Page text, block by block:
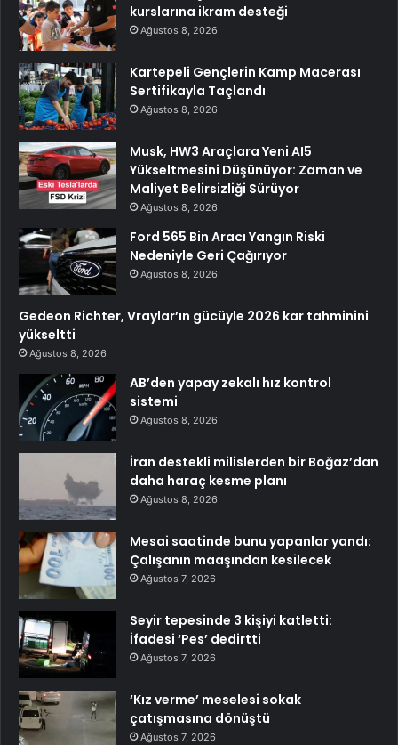
kurslarına ikram desteği
Ağustos 8, 2026
Kartepeli Gençlerin Kamp Macerası
Sertifikayla Taçlandı
Ağustos 8, 2026
Musk, HW3 Araçlara Yeni AI5
Yükseltmesini Düşünüyor: Zaman ve
Maliyet Belirsizliği Sürüyor
Ağustos 8, 2026
Ford 565 Bin Aracı Yangın Riski
Nedeniyle Geri Çağırıyor
Ağustos 8, 2026
Gedeon Richter, Vraylar’ın gücüyle 2026 kar tahminini
yükseltti
Ağustos 8, 2026
AB’den yapay zekalı hız kontrol
sistemi
Ağustos 8, 2026
İran destekli milislerden bir Boğaz’dan
daha haraç kesme planı
Ağustos 8, 2026
Mesai saatinde bunu yapanlar yandı:
Çalışanın maaşından kesilecek
Ağustos 7, 2026
Seyir tepesinde 3 kişiyi katletti:
İfadesi ‘Pes’ dedirtti
Ağustos 7, 2026
‘Kız verme’ meselesi sokak
çatışmasına dönüştü
Ağustos 7, 2026